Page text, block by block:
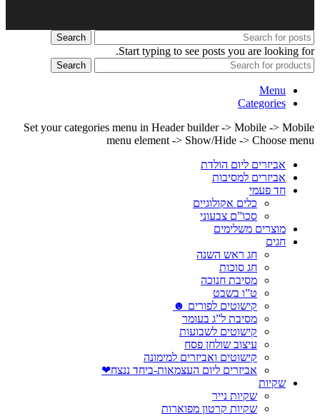
Search
Start typing to see posts you are looking for.
Search
Menu
Categories
Set your categories menu in Header builder -> Mobile -> Mobile
menu element -> Show/Hide -> Choose menu
אביזרים ליום הולדת
אביזרים למסיבות
חד פעמי
כלים אקולוגיים
סכו”ם צבעוני
מוצרים משלימים
חגים
חג ראש השנה
חג סוכות
מסיבת חנוכה
ט”ו בשבט
קישוטים לפורים ☻
מסיבת ל”ג בעומר
קישוטים לשבועות
עיצוב שולחן פסח
קישוטים ואביזרים למימונה
אביזרים ליום העצמאות-ביחד ננצח❤
שקיות
שקיות נייר
שקיות קרטון מפוארות